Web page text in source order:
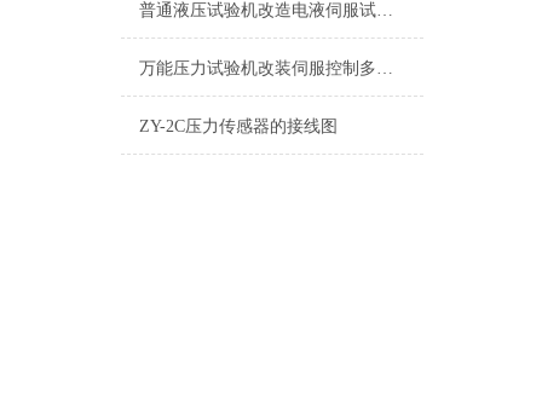
普通液压试验机改造电液伺服试验机方案
万能压力试验机改装伺服控制多项研发技术，售后无忧
ZY-2C压力传感器的接线图